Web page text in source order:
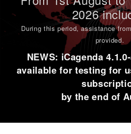
2026
During this period,assistance
provided.
NEWS: iCagenda
available for testing for
by the end of